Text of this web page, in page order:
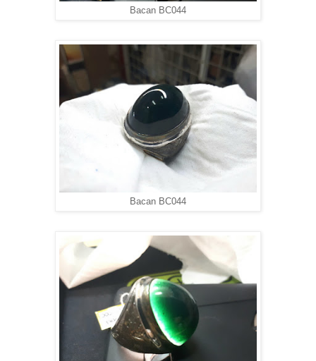
Bacan BC044
Bacan BC044